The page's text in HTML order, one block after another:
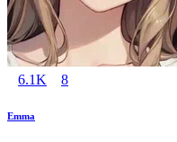
6.1K 8
Emma